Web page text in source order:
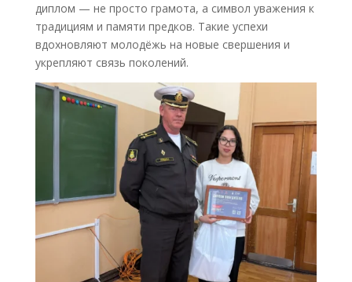
диплом — не просто грамота, а символ уважения к
традициям и памяти предков. Такие успехи
вдохновляют молодёжь на новые свершения и
укрепляют связь поколений.